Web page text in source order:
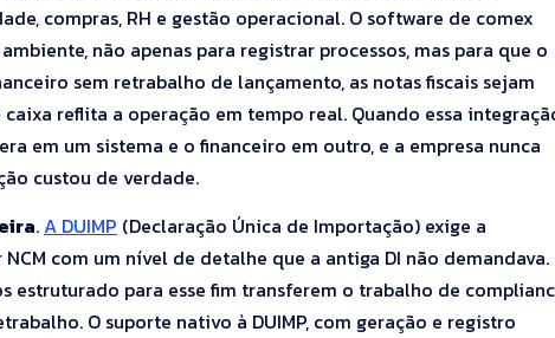
compras, RH e gestão operacional. O software de comex
não apenas para registrar processos, mas para que o
sem retrabalho de lançamento, as notas fiscais sejam
reflita a operação em tempo real. Quando essa
em um sistema e o financeiro em outro, e a empresa nunca
custou de verdade.
.A DUIMP (Declaração Única de Importação) exige a
com um nível de detalhe que a antiga DI não demandava.
estruturado para esse fim transferem o trabalho de
O suporte nativo à DUIMP, com geração e registro